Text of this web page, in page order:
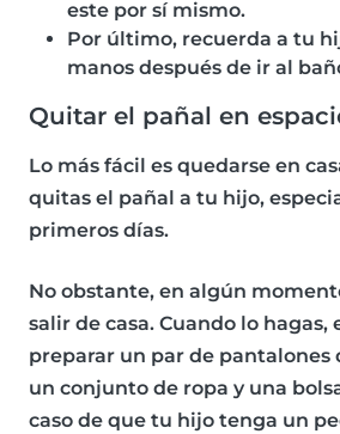
este por sí mismo.
Por último, recuerda a tu
manos después de ir al
Quitar el pañal en
Lo más fácil es quedarse en
quitas el pañal a tu hijo,
primeros días.
No obstante, en algún
salir de casa. Cuando lo hagas,
preparar un par de pantalones
un conjunto de ropa y una
caso de que tu hijo tenga un